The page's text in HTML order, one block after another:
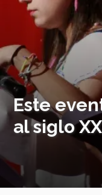
Este
al siglo